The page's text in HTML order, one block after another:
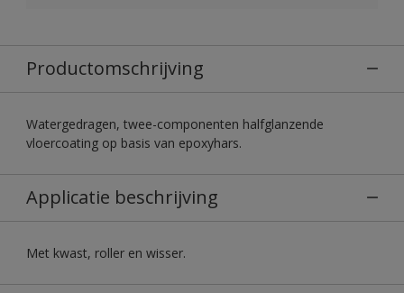
Productomschrijving
Watergedragen, twee-componenten halfglanzende
vloercoating op basis van epoxyhars.
Applicatie beschrijving
Met kwast, roller en wisser.